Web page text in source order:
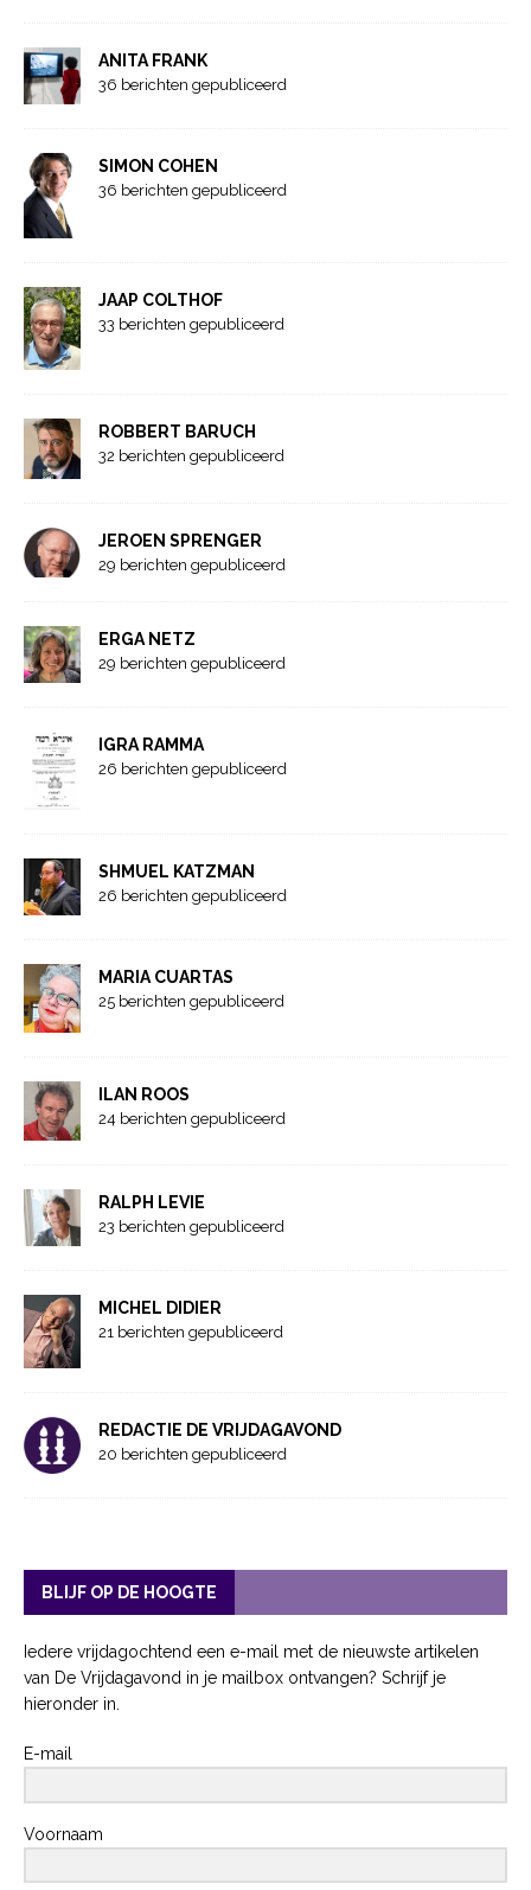
ANITA FRANK
36 berichten gepubliceerd
SIMON COHEN
36 berichten gepubliceerd
JAAP COLTHOF
33 berichten gepubliceerd
ROBBERT BARUCH
32 berichten gepubliceerd
JEROEN SPRENGER
29 berichten gepubliceerd
ERGA NETZ
29 berichten gepubliceerd
IGRA RAMMA
26 berichten gepubliceerd
SHMUEL KATZMAN
26 berichten gepubliceerd
MARIA CUARTAS
25 berichten gepubliceerd
ILAN ROOS
24 berichten gepubliceerd
RALPH LEVIE
23 berichten gepubliceerd
MICHEL DIDIER
21 berichten gepubliceerd
REDACTIE DE VRIJDAGAVOND
20 berichten gepubliceerd
BLIJF OP DE HOOGTE
Iedere vrijdagochtend een e-mail met de nieuwste artikelen
van De Vrijdagavond in je mailbox ontvangen? Schrijf je
hieronder in.
E-mail
Voornaam